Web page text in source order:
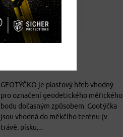
GEOTÝČKO je plastový hřeb vhodný
pro označení geodetického měřického
bodu dočasným způsobem. Gootýčka
jsou vhodná do měkčího terénu (v
trávě, písku,...